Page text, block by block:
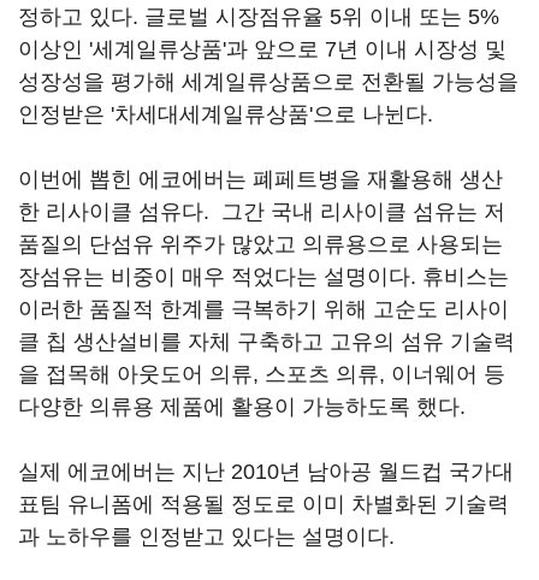
정하고 있다. 글로벌 시장점유율 5위 이내 또는 5%
이상인 '세계일류상품'과 앞으로 7년 이내 시장성 및
성장성을 평가해 세계일류상품으로 전환될 가능성을
인정받은 '차세대세계일류상품'으로 나뉜다.
이번에 뽑힌 에코에버는 폐페트병을 재활용해 생산
한 리사이클 섬유다. 그간 국내 리사이클 섬유는 저
품질의 단섬유 위주가 많았고 의류용으로 사용되는
장섬유는 비중이 매우 적었다는 설명이다. 휴비스는
이러한 품질적 한계를 극복하기 위해 고순도 리사이
클 칩 생산설비를 자체 구축하고 고유의 섬유 기술력
을 접목해 아웃도어 의류, 스포츠 의류, 이너웨어 등
다양한 의류용 제품에 활용이 가능하도록 했다.
실제 에코에버는 지난 2010년 남아공 월드컵 국가대
표팀 유니폼에 적용될 정도로 이미 차별화된 기술력
과 노하우를 인정받고 있다는 설명이다.